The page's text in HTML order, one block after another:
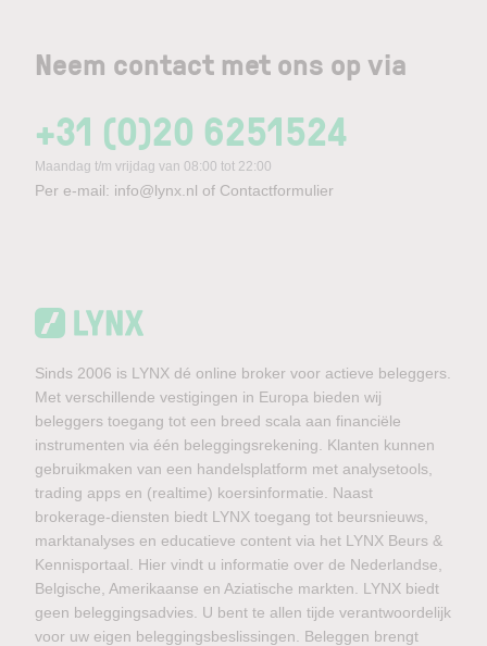
Neem contact met ons op via
+31 (0)20 6251524
Maandag t/m vrijdag van 08:00 tot 22:00
Per e-mail: info@lynx.nl of Contactformulier
Sinds 2006 is LYNX dé online broker voor actieve beleggers.
Met verschillende vestigingen in Europa bieden wij
beleggers toegang tot een breed scala aan financiële
instrumenten via één beleggingsrekening. Klanten kunnen
gebruikmaken van een handelsplatform met analysetools,
trading apps en (realtime) koersinformatie. Naast
brokerage-diensten biedt LYNX toegang tot beursnieuws,
marktanalyses en educatieve content via het LYNX Beurs &
Kennisportaal. Hier vindt u informatie over de Nederlandse,
Belgische, Amerikaanse en Aziatische markten. LYNX biedt
geen beleggingsadvies. U bent te allen tijde verantwoordelijk
voor uw eigen beleggingsbeslissingen. Beleggen brengt